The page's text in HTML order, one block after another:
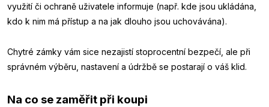
využití či ochraně uživatele informuje (např. kde jsou ukládána,
kdo k nim má přístup a na jak dlouho jsou uchovávána).
Chytré zámky vám sice nezajistí stoprocentní bezpečí, ale při
správném výběru, nastavení a údržbě se postarají o váš klid.
Na co se zaměřit při koupi